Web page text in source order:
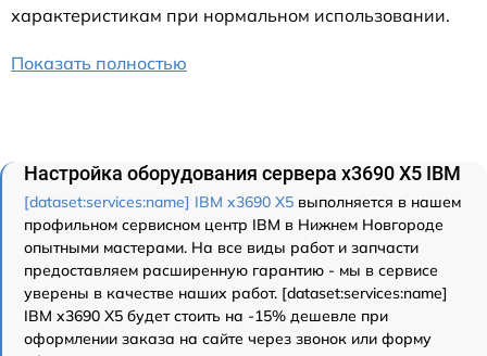
характеристикам при нормальном использовании.
Показать полностью
Настройка оборудования сервера x3690 X5 IBM
[dataset:services:name] IBM x3690 X5 выполняется в нашем
профильном сервисном центр IBM в Нижнем Новгороде
опытными мастерами. На все виды работ и запчасти
предоставляем расширенную гарантию - мы в сервисе
уверены в качестве наших работ. [dataset:services:name]
IBM x3690 X5 будет стоить на -15% дешевле при
оформлении заказа на сайте через звонок или форму